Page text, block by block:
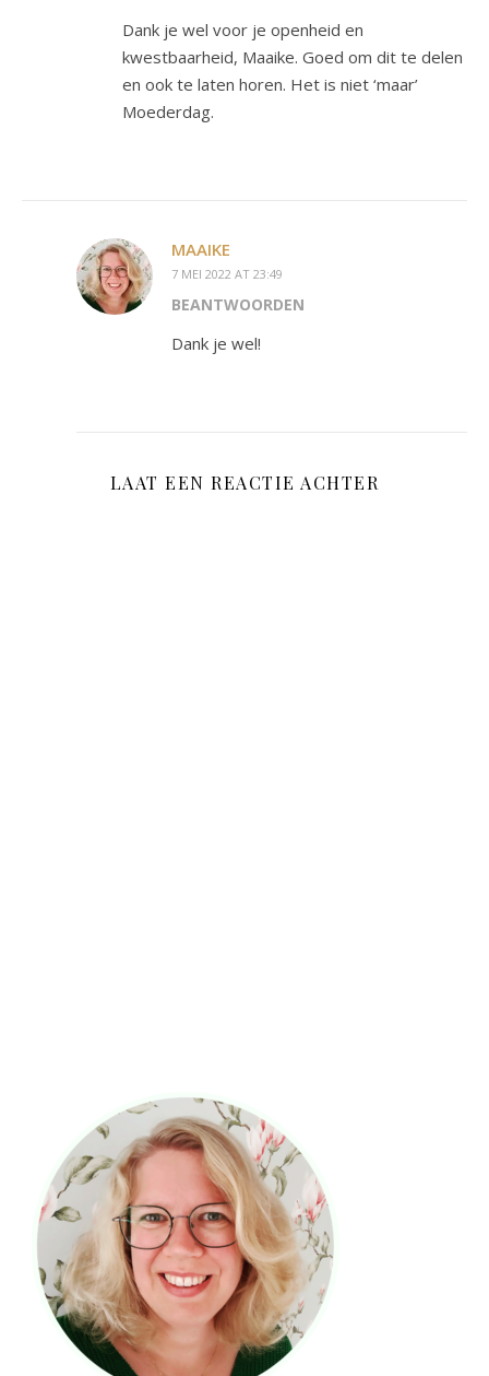
Dank je wel voor je openheid en
kwestbaarheid, Maaike. Goed om dit te delen
en ook te laten horen. Het is niet ‘maar’
Moederdag.
MAAIKE
7 MEI 2022 AT 23:49
BEANTWOORDEN
Dank je wel!
LAAT EEN REACTIE ACHTER